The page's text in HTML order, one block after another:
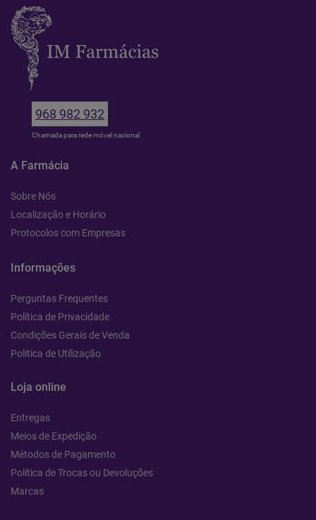
968 982 932
Chamada para rede móvel nacional
A Farmácia
Sobre Nós
Localização e Horário
Protocolos com Empresas
Informações
Perguntas Frequentes
Política de Privacidade
Condições Gerais de Venda
Politica de Utilização
Loja online
Entregas
Meios de Expedição
Métodos de Pagamento
Política de Trocas ou Devoluções
Marcas